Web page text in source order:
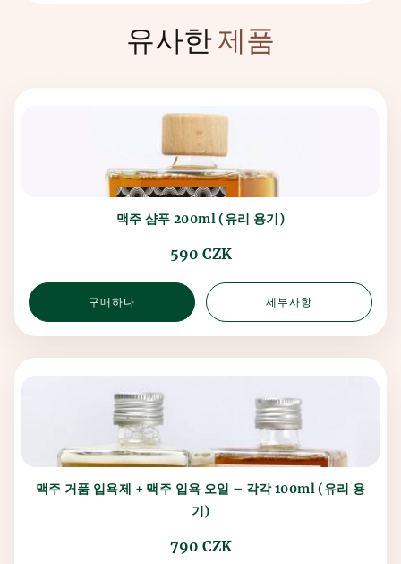
유사한제품
맥주 샴푸 200ml (유리 용기)
590 CZK
구매하다 세부사항
맥주 거품 입욕제 + 맥주 입욕 오일 – 각각 100ml (유리 용
기)
790 CZK